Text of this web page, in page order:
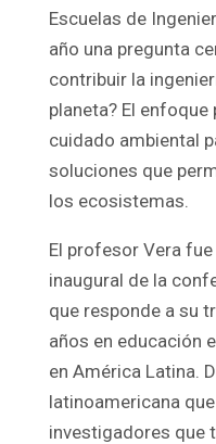
Escuelas de
año una pregunta
contribuir la
planeta? El
cuidado ambiental
soluciones que
los ecosistemas.
El profesor Vera
inaugural de la
que responde a su
años en educación
en América Latina.
latinoamericana
investigadores que